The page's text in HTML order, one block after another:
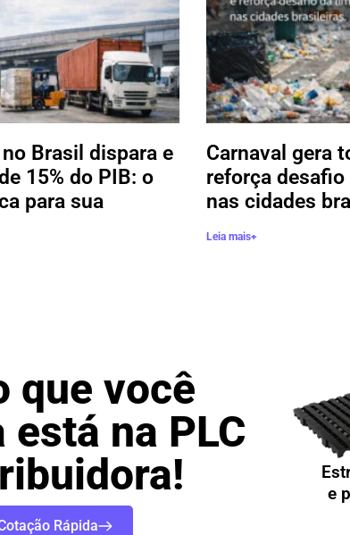
Brasil dispara e
15% do PIB: o
para sua
Carnaval gera
reforça
nas cidades
Leia mais+
que você
na PLC
Rápida
e